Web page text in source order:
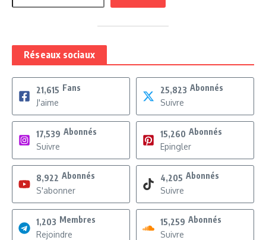
Réseaux sociaux
21,615 Fans
J'aime
25,823 Abonnés
Suivre
17,539 Abonnés
Suivre
15,260 Abonnés
Epingler
8,922 Abonnés
S'abonner
4,205 Abonnés
Suivre
1,203 Membres
Rejoindre
15,259 Abonnés
Suivre